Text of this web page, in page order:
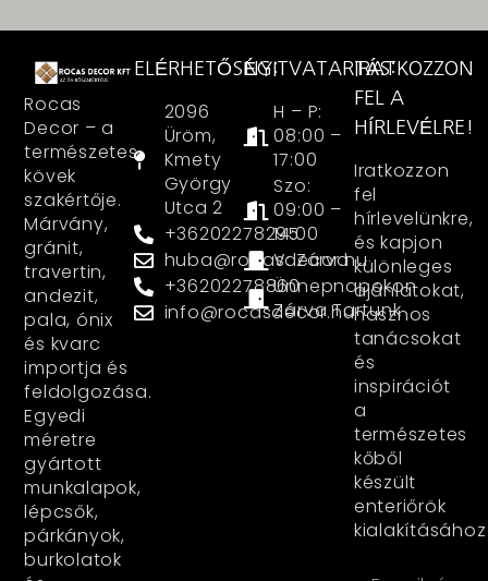
Rocas
Decor – a
természetes
kövek
szakértője.
Márvány,
gránit,
travertin,
andezit,
pala, ónix
és kvarc
importja és
feldolgozása.
Egyedi
méretre
gyártott
munkalapok,
lépcsők,
párkányok,
burkolatok
ELÉRHETŐSÉG:
2096
Üröm,
Kmety
György
Utca 2
+36202278295
huba@rocasdecor.hu
+36202278860
info@rocasdecor.hu
NYITVATARTÁS:
H – P:
08:00 –
17:00
Szo:
09:00 –
14:00
V: Zárva
Ünnepnapokon
Zárva Tartunk
IRATKOZZON
FEL A
HÍRLEVÉLRE!
Iratkozzon
fel
hírlevelünkre,
és kapjon
különleges
ajánlatokat,
hasznos
tanácsokat
és
inspirációt
a
természetes
kőből
készült
enteriőrök
kialakításához